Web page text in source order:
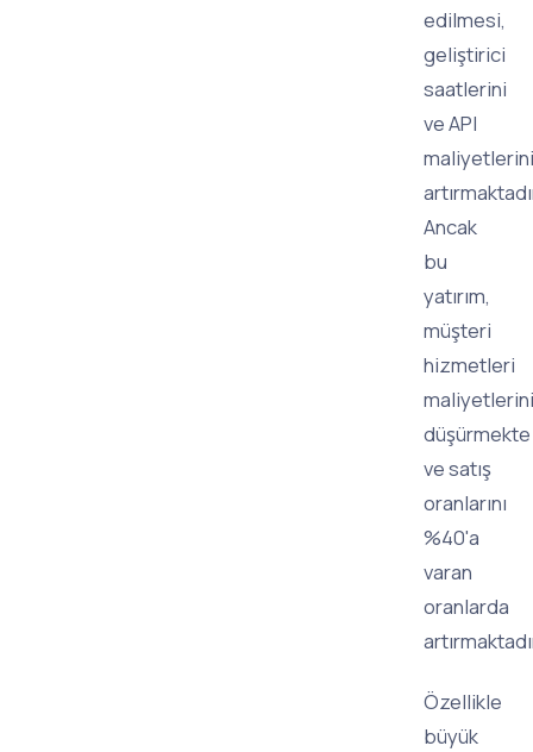
edilmesi,
geliştirici
saatlerini
ve API
maliyetlerini
Ancak
bu
yatırım,
müşteri
hizmetleri
maliyetlerini
düşürmekte
ve satış
oranlarını
%40'a
varan
oranlarda
Özellikle
büyük